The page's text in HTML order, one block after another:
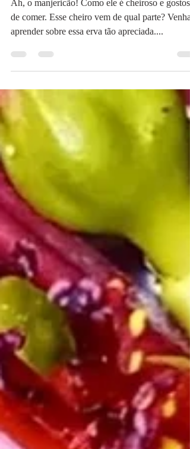
Ah, o manjericão! Como ele é cheiroso e gostoso
de comer. Esse cheiro vem de qual parte? Venha
aprender sobre essa erva tão apreciada....